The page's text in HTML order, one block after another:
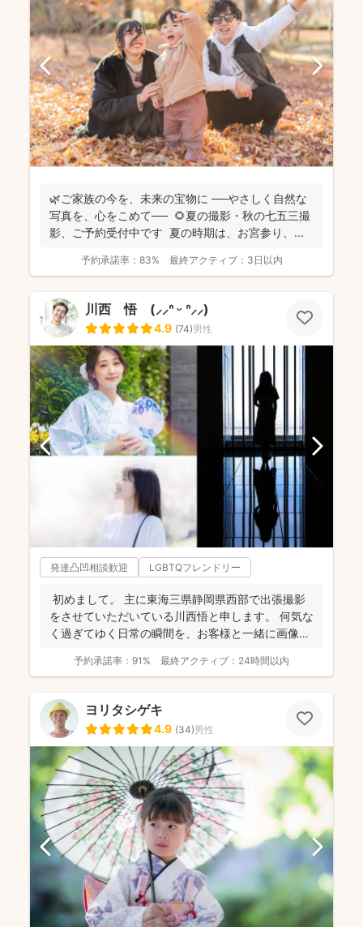
🌿ご家族の今を、未来の宝物に ──やさしく自然な
写真を、心をこめて── 🌻夏の撮影・秋の七五三撮
影、ご予約受付中です 夏の時期は、お宮参り、...
予約承諾率： 83% 最終アクティブ： 3日以内
川西 悟 (⸝⸝ᐢ ᵕ ᐢ⸝⸝)
4.9 (74)男性
発達凸凹相談歓迎 LGBTQフレンドリー
初めまして。 主に東海三県静岡県西部で出張撮影
をさせていただいている川西悟と申します。 何気な
く過ぎてゆく日常の瞬間を、お客様と一緒に画像と
予約承諾率： 91% 最終アクティブ： 24時間以内
ヨリタシゲキ
4.9 (34)男性